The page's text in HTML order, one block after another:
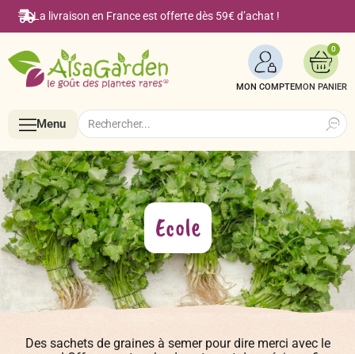
La livraison en France est offerte dès 59€ d’achat !
MON COMPTE
0
Menu
Menu
Accueil
Boutique en ligne
Semences BIO de A à Z
Le Blog Alsagarden
Search
for:
Ecole
Des sachets de graines à semer pour dire merci avec le